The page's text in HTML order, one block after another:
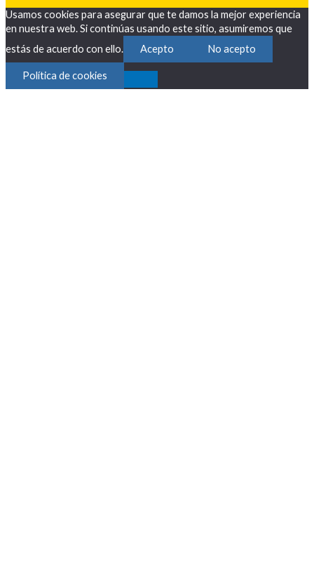
Usamos cookies para asegurar que te damos la mejor experiencia
en nuestra web. Si continúas usando este sitio, asumiremos que
estás de acuerdo con ello.
Acepto No acepto
Política de cookies